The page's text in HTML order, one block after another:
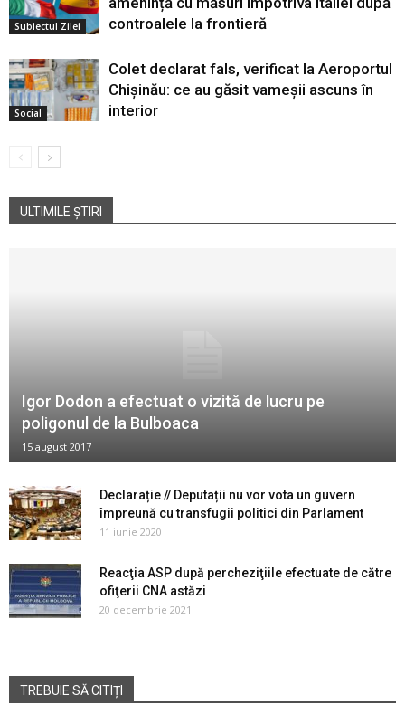
Subiectul Zilei
controalele la frontieră
Social
Colet declarat fals, verificat la Aeroportul
Chișinău: ce au găsit vameșii ascuns în
interior
ULTIMILE ȘTIRI
Igor Dodon a efectuat o vizită de lucru pe
poligonul de la Bulboaca
15 august 2017
Declarație // Deputații nu vor vota un guvern
împreună cu transfugii politici din Parlament
11 iunie 2020
Reacţia ASP după percheziţiile efectuate de către
ofiţerii CNA astăzi
20 decembrie 2021
TREBUIE SĂ CITIȚI